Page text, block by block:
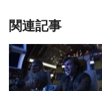
関連記事